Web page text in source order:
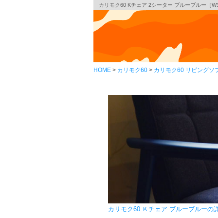
カリモク60 Kチェア 2シーター ブルーブルー［
HOME カリモク60 カリモク60 リビングソ
カリモク60 Ｋチェア ブルーブルーの